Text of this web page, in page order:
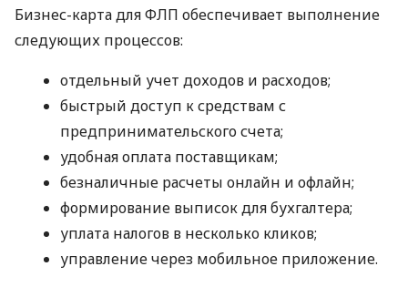
Бизнес-карта для ФЛП обеспечивает выполнение
следующих процессов:
отдельный учет доходов и расходов;
быстрый доступ к средствам с
предпринимательского счета;
удобная оплата поставщикам;
безналичные расчеты онлайн и офлайн;
формирование выписок для бухгалтера;
уплата налогов в несколько кликов;
управление через мобильное приложение.